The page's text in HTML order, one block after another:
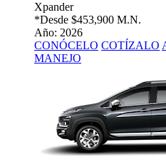
Xpander
*Desde $453,900 M.N.
Año: 2026
CONÓCELO COTÍZALO
MANEJO